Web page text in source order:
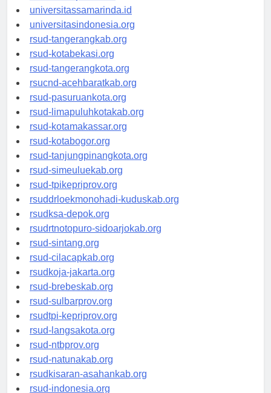
universitasjakarta.id
universitassamarinda.id
universitasindonesia.org
rsud-tangerangkab.org
rsud-kotabekasi.org
rsud-tangerangkota.org
rsucnd-acehbaratkab.org
rsud-pasuruankota.org
rsud-limapuluhkotakab.org
rsud-kotamakassar.org
rsud-kotabogor.org
rsud-tanjungpinangkota.org
rsud-simeuluekab.org
rsud-tpikepriprov.org
rsuddrloekmonohadi-kuduskab.org
rsudksa-depok.org
rsudrtnotopuro-sidoarjokab.org
rsud-sintang.org
rsud-cilacapkab.org
rsudkoja-jakarta.org
rsud-brebeskab.org
rsud-sulbarprov.org
rsudtpi-kepriprov.org
rsud-langsakota.org
rsud-ntbprov.org
rsud-natunakab.org
rsudkisaran-asahankab.org